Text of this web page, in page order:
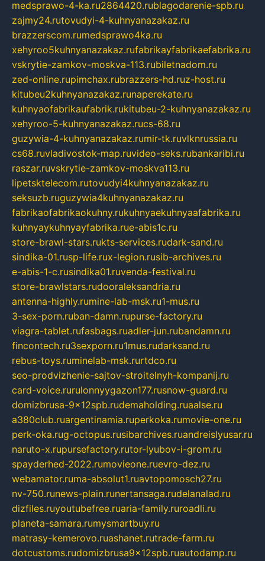
medsprawo-4-ka.ru2864420.rublagodarenie-spb.ru
zajmy24.rutovudyi-4-kuhnyanazakaz.ru
brazzerscom.rumedsprawo4ka.ru
xehyroo5kuhnyanazakaz.rufabrikayfabrikaefabrika.ru
vskrytie-zamkov-moskva-113.rubiletnadom.ru
zed-online.rupimchax.rubrazzers-hd.ruz-host.ru
kitubeu2kuhnyanazakaz.runaperekate.ru
kuhnyaofabrikaufabrik.rukitubeu-2-kuhnyanazakaz.ru
xehyroo-5-kuhnyanazakaz.rucs-68.ru
guzywia-4-kuhnyanazakaz.rumir-tk.ruvlknrussia.ru
cs68.ruvladivostok-map.ruvideo-seks.rubankaribi.ru
raszar.ruvskrytie-zamkov-moskva113.ru
lipetsktelecom.rutovudyi4kuhnyanazakaz.ru
seksuzb.ruguzywia4kuhnyanazakaz.ru
fabrikaofabrikaokuhny.rukuhnyaekuhnyaafabrika.ru
kuhnyaykuhnyayfabrika.rue-abis1c.ru
store-brawl-stars.rukts-services.rudark-sand.ru
sindika-01.rusp-life.rux-legion.rusib-archives.ru
e-abis-1-c.rusindika01.ruvenda-festival.ru
store-brawlstars.rudooraleksandria.ru
antenna-highly.rumine-lab-msk.ru1-mus.ru
3-sex-porn.ruban-damn.rupurse-factory.ru
viagra-tablet.rufasbags.ruadler-jun.rubandamn.ru
fincontech.ru3sexporn.ru1mus.rudarksand.ru
rebus-toys.ruminelab-msk.rurtdco.ru
seo-prodvizhenie-sajtov-stroitelnyh-kompanij.ru
card-voice.rurulonnyygazon177.rusnow-guard.ru
domizbrusa-9x12spb.rudemaholding.ruaalse.ru
a380club.ruargentinamia.ruperkoka.rumovie-one.ru
perk-oka.rug-octopus.rusibarchives.ruandreislyusar.ru
naruto-x.rupursefactory.rutor-lyubov-i-grom.ru
spayderhed-2022.rumovieone.ruevro-dez.ru
webamator.ruma-absolut1.ruavtopomosch27.ru
nv-750.runews-plain.runertansaga.rudelanalad.ru
dizfiles.ruyoutubefree.ruaria-family.ruroadli.ru
planeta-samara.rumysmartbuy.ru
matrasy-kemerovo.ruashanet.rutrade-farm.ru
dotcustoms.rudomizbrusa9x12spb.ruautodamp.ru